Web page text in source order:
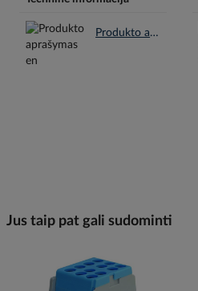
Produkto aprašymas en.pdf
Jus taip pat gali sudominti